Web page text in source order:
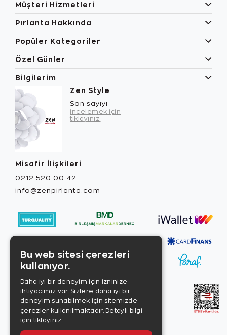
Müşteri Hizmetleri
Pırlanta Hakkında
Popüler Kategoriler
Özel Günler
Bilgilerim
Zen Style
Son sayıyı
incelemek için
tıklayınız.
Misafir İlişkileri
0212 520 00 42
info@zenpirlanta.com
Bu web sitesi çerezleri
kullanıyor.
Daha iyi bir deneyim için izninize
ihtiyacımız var. Sizlere daha iyi bir
deneyim sunabilmek için sitemizde
çerezler kullanılmaktadır. Detaylı bilgi
için tıklayınız.